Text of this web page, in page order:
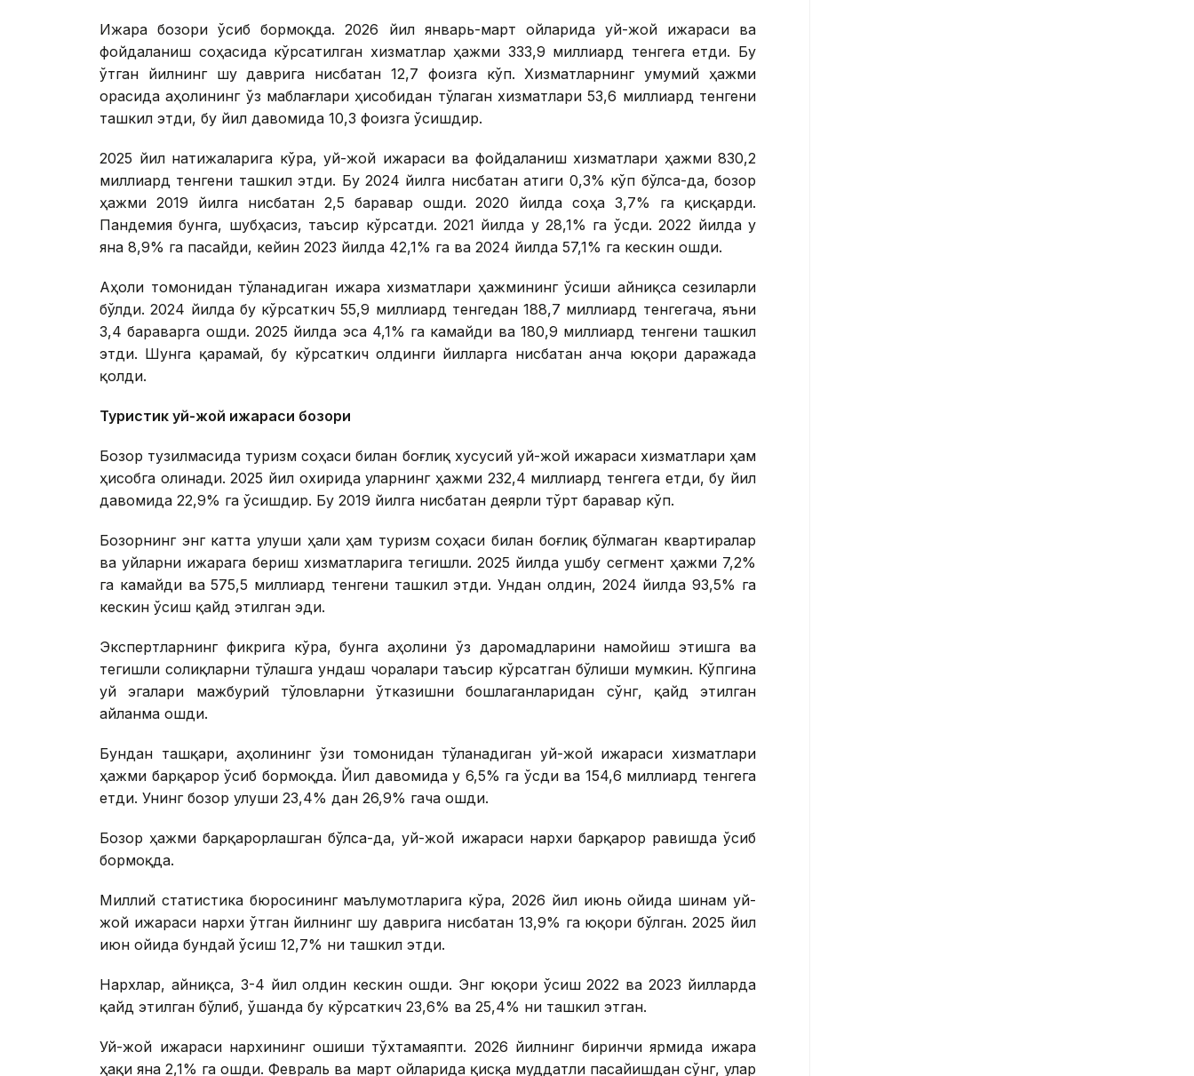
Ижара бозори ўсиб бормоқда. 2026 йил январь-март ойларида уй-жой ижараси ва
фойдаланиш соҳасида кўрсатилган хизматлар ҳажми 333,9 миллиард тенгега етди. Бу
ўтган йилнинг шу даврига нисбатан 12,7 фоизга кўп. Хизматларнинг умумий ҳажми
орасида аҳолининг ўз маблағлари ҳисобидан тўлаган хизматлари 53,6 миллиард тенгени
ташкил этди, бу йил давомида 10,3 фоизга ўсишдир.
2025 йил натижаларига кўра, уй-жой ижараси ва фойдаланиш хизматлари ҳажми 830,2
миллиард тенгени ташкил этди. Бу 2024 йилга нисбатан атиги 0,3% кўп бўлса-да, бозор
ҳажми 2019 йилга нисбатан 2,5 баравар ошди. 2020 йилда соҳа 3,7% га қисқарди.
Пандемия бунга, шубҳасиз, таъсир кўрсатди. 2021 йилда у 28,1% га ўсди. 2022 йилда у
яна 8,9% га пасайди, кейин 2023 йилда 42,1% га ва 2024 йилда 57,1% га кескин ошди.
Аҳоли томонидан тўланадиган ижара хизматлари ҳажмининг ўсиши айниқса сезиларли
бўлди. 2024 йилда бу кўрсаткич 55,9 миллиард тенгедан 188,7 миллиард тенгегача, яъни
3,4 бараварга ошди. 2025 йилда эса 4,1% га камайди ва 180,9 миллиард тенгени ташкил
этди. Шунга қарамай, бу кўрсаткич олдинги йилларга нисбатан анча юқори даражада
қолди.
Туристик уй-жой ижараси бозори
Бозор тузилмасида туризм соҳаси билан боғлиқ хусусий уй-жой ижараси хизматлари ҳам
ҳисобга олинади. 2025 йил охирида уларнинг ҳажми 232,4 миллиард тенгега етди, бу йил
давомида 22,9% га ўсишдир. Бу 2019 йилга нисбатан деярли тўрт баравар кўп.
Бозорнинг энг катта улуши ҳали ҳам туризм соҳаси билан боғлиқ бўлмаган квартиралар
ва уйларни ижарага бериш хизматларига тегишли. 2025 йилда ушбу сегмент ҳажми 7,2%
га камайди ва 575,5 миллиард тенгени ташкил этди. Ундан олдин, 2024 йилда 93,5% га
кескин ўсиш қайд этилган эди.
Экспертларнинг фикрига кўра, бунга аҳолини ўз даромадларини намойиш этишга ва
тегишли солиқларни тўлашга ундаш чоралари таъсир кўрсатган бўлиши мумкин. Кўпгина
уй эгалари мажбурий тўловларни ўтказишни бошлаганларидан сўнг, қайд этилган
айланма ошди.
Бундан ташқари, аҳолининг ўзи томонидан тўланадиган уй-жой ижараси хизматлари
ҳажми барқарор ўсиб бормоқда. Йил давомида у 6,5% га ўсди ва 154,6 миллиард тенгега
етди. Унинг бозор улуши 23,4% дан 26,9% гача ошди.
Бозор ҳажми барқарорлашган бўлса-да, уй-жой ижараси нархи барқарор равишда ўсиб
бормоқда.
Миллий статистика бюросининг маълумотларига кўра, 2026 йил июнь ойида шинам уй-
жой ижараси нархи ўтган йилнинг шу даврига нисбатан 13,9% га юқори бўлган. 2025 йил
июн ойида бундай ўсиш 12,7% ни ташкил этди.
Нархлар, айниқса, 3-4 йил олдин кескин ошди. Энг юқори ўсиш 2022 ва 2023 йилларда
қайд этилган бўлиб, ўшанда бу кўрсаткич 23,6% ва 25,4% ни ташкил этган.
Уй-жой ижараси нархининг ошиши тўхтамаяпти. 2026 йилнинг биринчи ярмида ижара
ҳақи яна 2,1% га ошди. Февраль ва март ойларида қисқа муддатли пасайишдан сўнг, улар